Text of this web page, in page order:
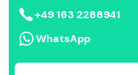
+49 163 2288941
WhatsApp